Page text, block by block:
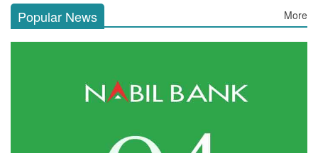
Popular News More